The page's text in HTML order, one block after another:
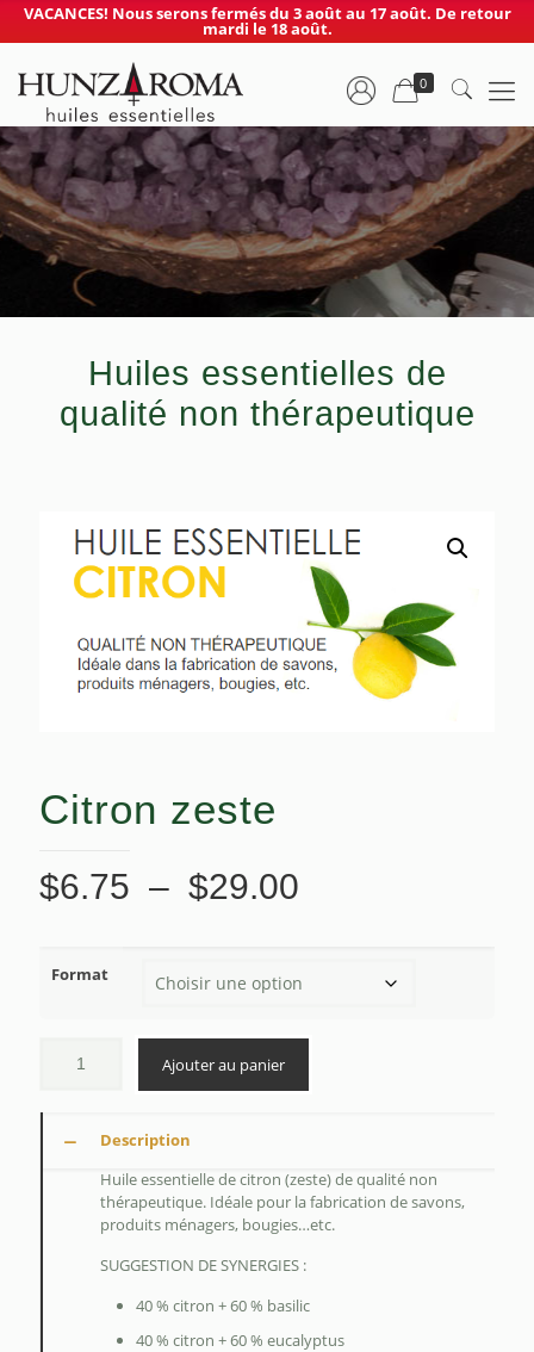
VACANCES! Nous serons fermés du 3 août au 17 août. De retour
mardi le 18 août.
0
Huiles essentielles de
qualité non thérapeutique
Citron zeste
$6.75 – $29.00
$6.75
Format
Ajouter au panier
Description
Huile essentielle de citron (zeste) de qualité non
thérapeutique. Idéale pour la fabrication de savons,
produits ménagers, bougies…etc.
SUGGESTION DE SYNERGIES :
40 % citron + 60 % basilic
40 % citron + 60 % eucalyptus